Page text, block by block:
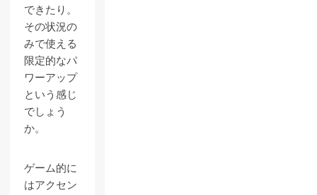
できたり。
その状況の
みで使える
限定的なパ
ワーアップ
という感じ
でしょう
か。
ゲーム的に
はアクセン